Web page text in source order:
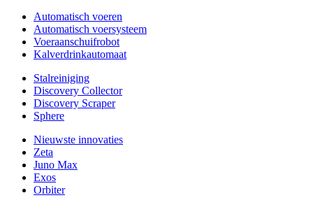
Automatisch voeren
Automatisch voersysteem
Voeraanschuifrobot
Kalverdrinkautomaat
Stalreiniging
Discovery Collector
Discovery Scraper
Sphere
Nieuwste innovaties
Zeta
Juno Max
Exos
Orbiter